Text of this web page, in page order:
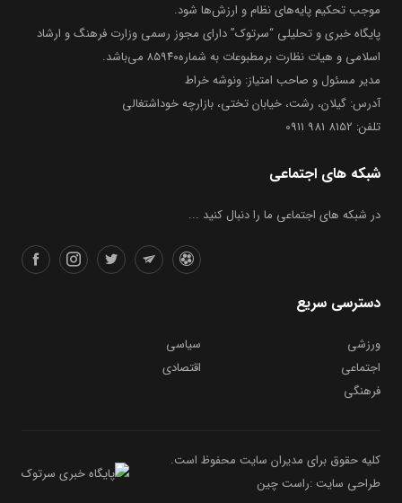
موجب تحکیم پایه‌های نظام و ارزش‌ها شود.
پایگاه خبری و تحلیلی “سرتوک” دارای مجوز رسمی وزارت فرهنگ و ارشاد
اسلامی و هیات نظارت برمطبوعات به شماره۸۵۹۴۰ می‌باشد.
مدیر مسئول و صاحب امتیاز: ونوشه خراط
آدرس: گیلان، رشت، خیابان تختی، بازارچه خوداشتغالی
تلفن: 8152 981 0911
شبکه های اجتماعی
در شبکه های اجتماعی ما را دنبال کنید ...
دسترسی سریع
ورزشی
سیاسی
اجتماعی
اقتصادی
فرهنگی
کلیه حقوق برای مدیران سایت محفوظ است.
طراحی سایت :راست چین